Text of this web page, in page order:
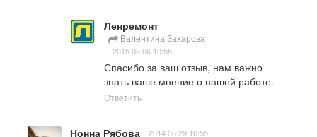
Ленремонт
Валентина Захарова
2015.03.06 10:58
Спасибо за ваш отзыв, нам важно
знать ваше мнение о нашей работе.
Ответить
Нонна Рябова 2014.08.29 16:55